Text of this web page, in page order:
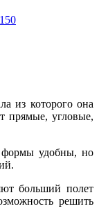
из которого она
прямые, угловые,
формы удобны, но
больший полет
решить